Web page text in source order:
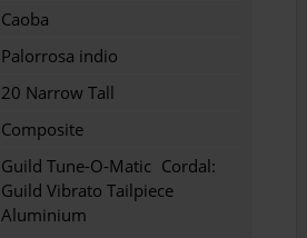
Caoba
Palorrosa indio
20 Narrow Tall
Composite
Guild Tune-O-Matic Cordal:
Guild Vibrato Tailpiece
Aluminium